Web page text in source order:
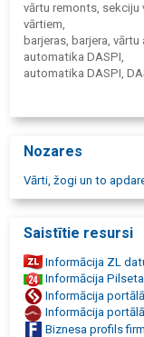
vārtu remonts, sekciju
vārtiem,
barjeras, barjera,
automatika DASPI,
automatika DASPI,
vārti cena, vārtu
Nozares
Vārti, žogi un to
Saistītie resursi
Informācija ZL
Informācija
Informācija
Informācija
Biznesa profils